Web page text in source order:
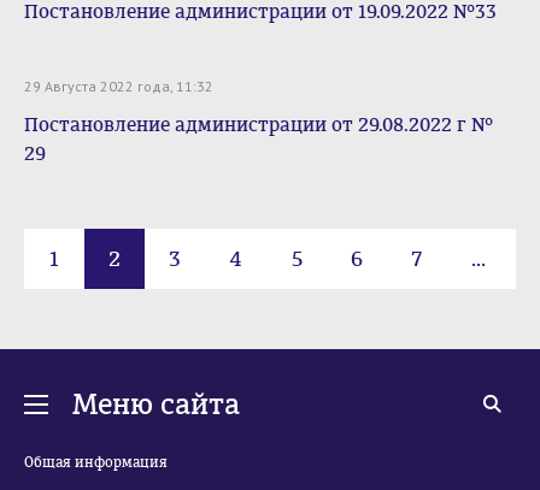
Постановление администрации от 19.09.2022 №33
29 Августа 2022 года, 11:32
Постановление администрации от 29.08.2022 г №
29
1 2 3 4 5 6 7 ...
Меню сайта
Общая информация